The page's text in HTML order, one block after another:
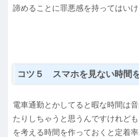
諦めることに罪悪感を持ってはいけ
コツ５ スマホを見ない時間
電車通勤とかしてると暇な時間は
たりしちゃうと思うんですけれど
を考える時間を作っておくと定着率